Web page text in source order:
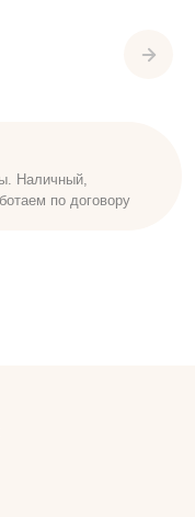
Наличный,
по договору
к имуществу